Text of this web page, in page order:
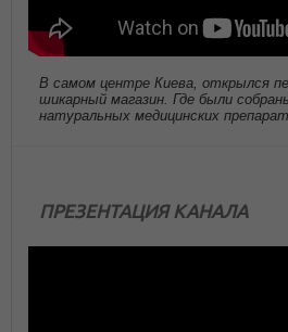
В самом центре Киева, открылся
шикарный магазин. Где были
натуральных медицинских
ПРЕЗЕНТАЦИЯ КАНАЛА